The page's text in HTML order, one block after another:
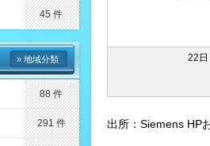
22日
出所：Siemens HP
45 件
» 地域分類
88 件
291 件